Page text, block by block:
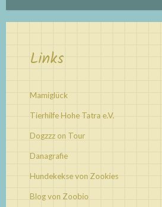
Links
Mamiglück
Tierhilfe Hohe Tatra e.V.
Dogzzz on Tour
Danagrafie
Hundekekse von Zookies
Blog von Zoobio